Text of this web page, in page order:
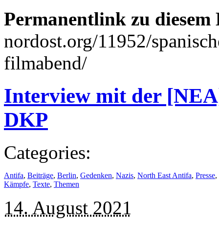
Permanentlink zu
nordost.org/11952/
filmabend/
Interview mit der
DKP
Categories:
Antifa, Beiträge, Berlin, Gedenken, Nazis, North East Antifa, Presse,
Kämpfe, Texte, Themen
14. August 2021